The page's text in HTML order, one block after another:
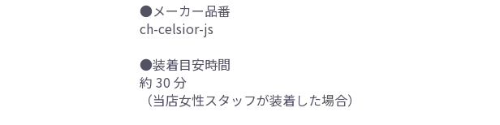
●メーカー品番
ch-celsior-js
●装着目安時間
約 30 分
（当店女性スタッフが装着した場合）